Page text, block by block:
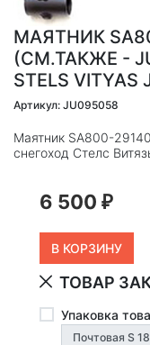
МАЯТНИК
(СМ.ТАКЖЕ -
STELS VITYAS
Артикул: JU095058
Маятник SA800-
снегоход Стелс
6 500 ₽
ТОВАР
Упаковка